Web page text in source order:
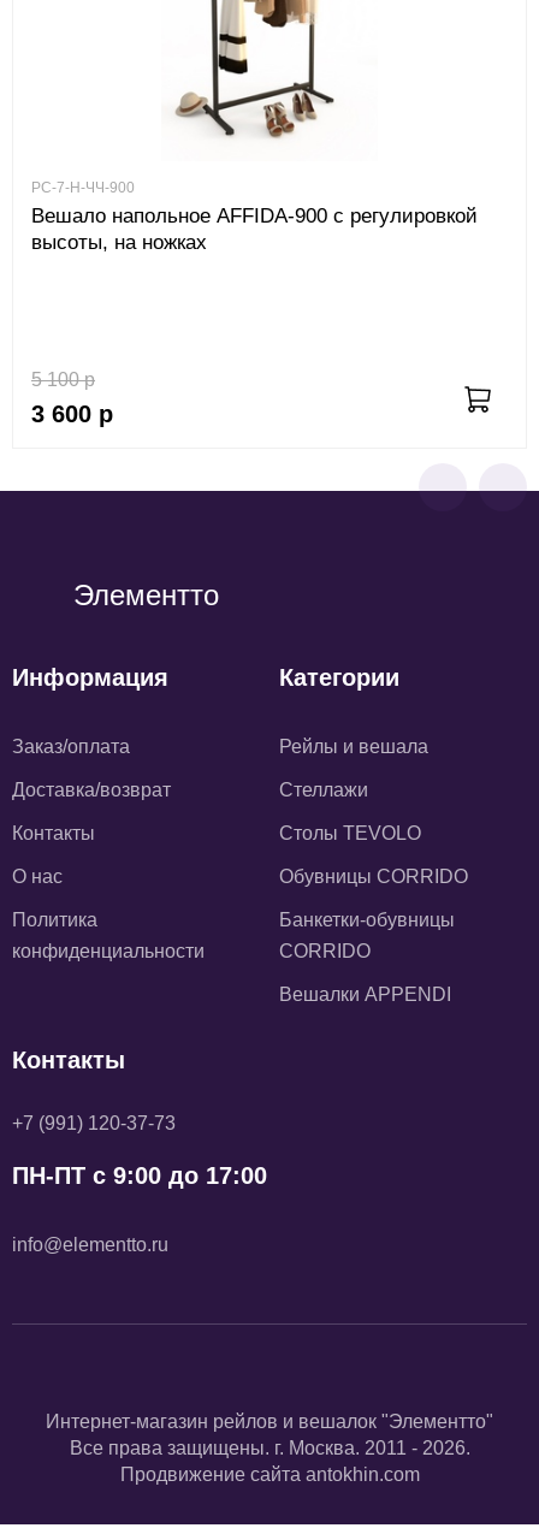
РС-7-Н-ЧЧ-900
Вешало напольное AFFIDA-900 с регулировкой
высоты, на ножках
5 100р
3 600 р
Элементто
Информация
Заказ/оплата
Доставка/возврат
Контакты
О нас
Политика
конфиденциальности
Категории
Рейлы и вешала
Стеллажи
Столы TEVOLO
Обувницы CORRIDO
Банкетки-обувницы
CORRIDO
Вешалки APPENDI
Контакты
+7 (991) 120-37-73
ПН-ПТ с 9:00 до 17:00
info@elementto.ru
Интернет-магазин рейлов и вешалок "Элементто"
Все права защищены. г. Москва. 2011 - 2026.
Продвижение сайта antokhin.com